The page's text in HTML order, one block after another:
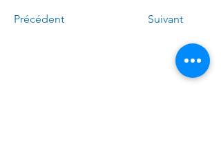
Précédent Suivant